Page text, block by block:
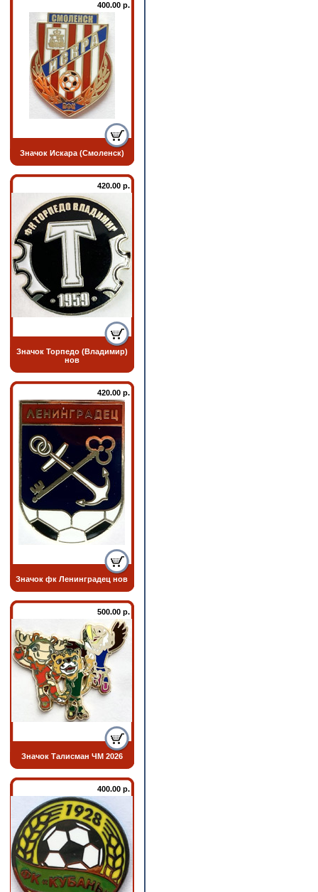
400.00 р.
Значок Искара (Смоленск)
420.00 р.
Значок Торпедо (Владимир)
нов
420.00 р.
Значок фк Ленинградец нов
500.00 р.
Значок Талисман ЧМ 2026
400.00 р.